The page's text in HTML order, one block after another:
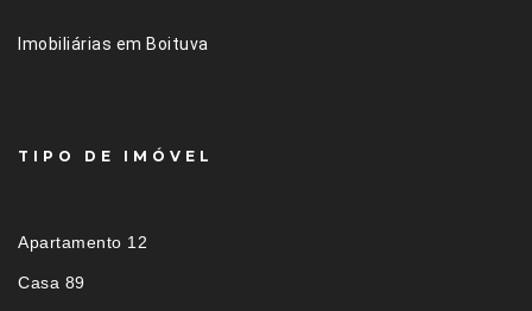
Imobiliárias em Boituva
TIPO DE IMÓVEL
Apartamento 12
Casa 89